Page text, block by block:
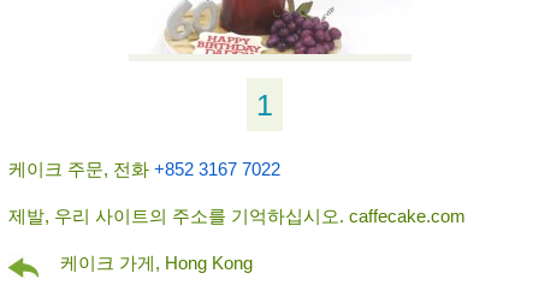
1
케이크 주문, 전화 +852 3167 7022
제발, 우리 사이트의 주소를 기억하십시오. caffecake.com
케이크 가게, Hong Kong